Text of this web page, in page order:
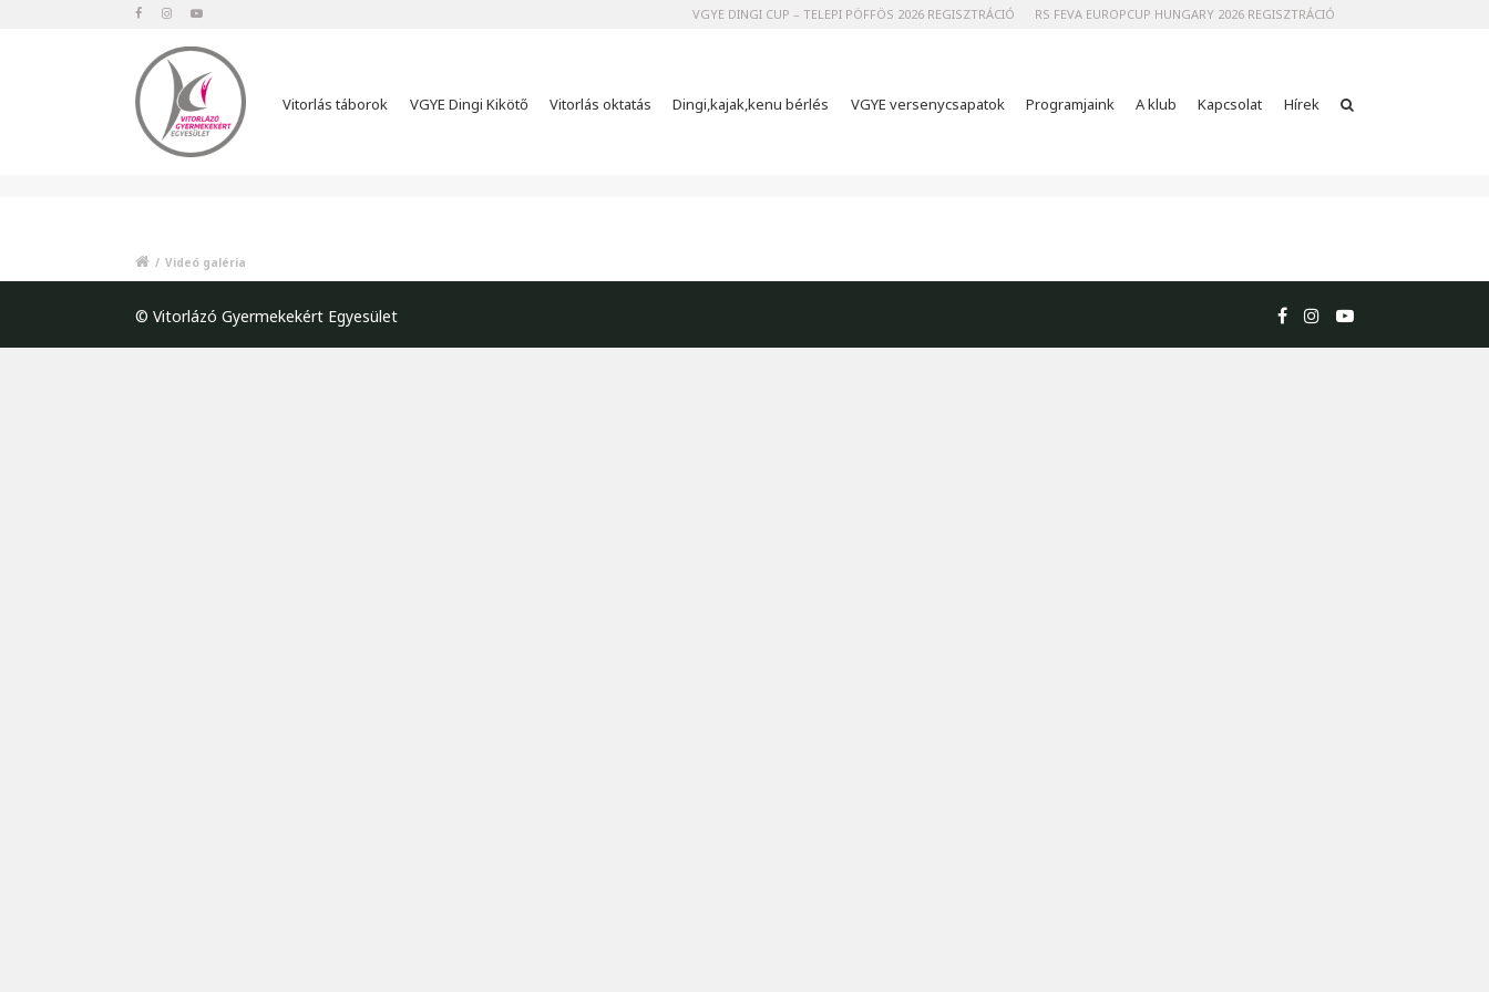
VGYE DINGI CUP – TELEPI PÖFFÖS 2026 REGISZTRÁCIÓ RS FEVA EUROPCUP HUNGARY 2026 REGISZTRÁCIÓ
Vitorlás táborok VGYE Dingi Kikötő Vitorlás oktatás Dingi,kajak,kenu bérlés VGYE versenycsapatok Programjaink A klub Kapcsolat Hírek
/ Videó galéria
© Vitorlázó Gyermekekért Egyesület